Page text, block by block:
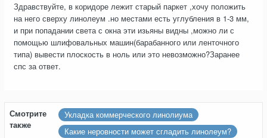
Здравствуйте, в коридоре лежит старый паркет ,хочу положить
на него сверху линолеум .но местами есть углубления в 1-3 мм,
и при попадании света с окна эти изьяны видны ,можно ли с
помощью шлифовальных машин(барабанного или ленточного
типа) вывести плоскость в ноль или это невозможно?Заранее
спс за ответ.
Смотрите
также
Укладка коммерческого линолиума
Какие неровности может сгладить линолеум?